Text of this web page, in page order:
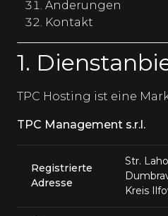
Änderungen
Kontakt
1.
TPC Hosting ist eine
TPC Management s.r.l.
Registrierte
Adresse
Str.
Kreis